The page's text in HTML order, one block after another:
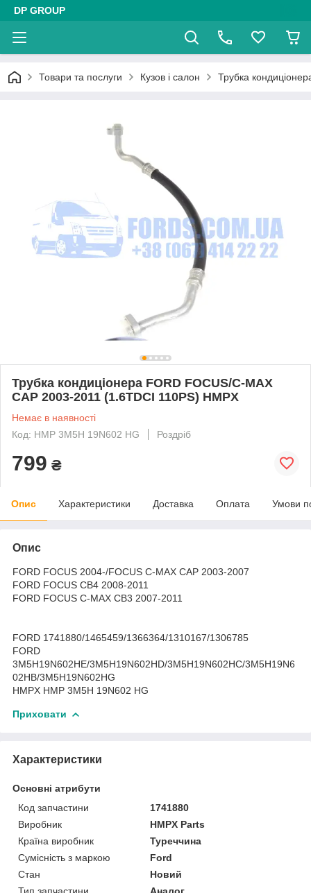
DP GROUP
Товари та послуги Кузов і салон Трубка
Трубка кондиціонера FORD FOCUS/C-MAX
CAP 2003-2011 (1.6TDCI 110PS) HMPX
Немає в наявності
Код: HMP 3M5H 19N602 HG
Роздріб
799 ₴
Опис Характеристики Доставка Оплата Умови
Опис
FORD FOCUS 2004-/FOCUS C-MAX CAP 2003-2007
FORD FOCUS CB4 2008-2011
FORD FOCUS C-MAX CB3 2007-2011
FORD 1741880/1465459/1366364/1310167/1306785
FORD
3M5H19N602HE/3M5H19N602HD/3M5H19N602HC/3M5H19N6
02HB/3M5H19N602HG
HMPX HMP 3M5H 19N602 HG
Приховати
Характеристики
Основні атрибути
Код запчастини
1741880
Виробник
HMPX Parts
Країна виробник
Туреччина
Сумісність з маркою
Ford
Стан
Новий
Тип запчастини
Аналог